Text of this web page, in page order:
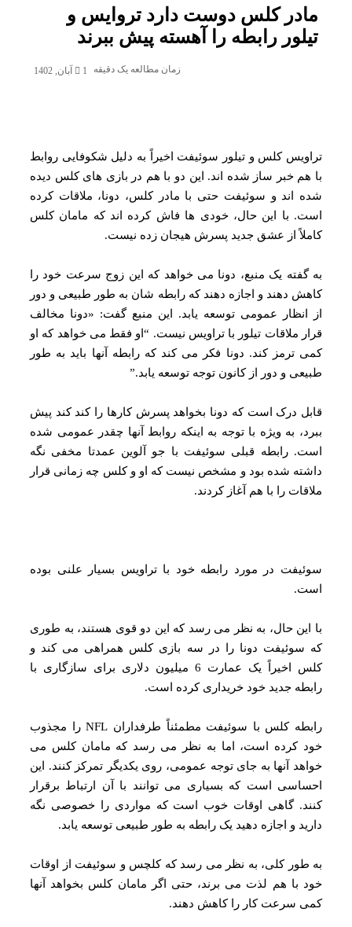
مادر کلس دوست دارد تروایس و
تیلور رابطه را آهسته پیش ببرند
1 آبان, 1402 زمان مطالعه یک دقیقه
تراویس کلس و تیلور سوئیفت اخیراً به دلیل شکوفایی روابط
با هم خبر ساز شده اند. این دو با هم در بازی های کلس دیده
شده اند و سوئیفت حتی با مادر کلس، دونا، ملاقات کرده
است. با این حال، خودی ها فاش کرده اند که مامان کلس
کاملاً از عشق جدید پسرش هیجان زده نیست.
به گفته یک منبع، دونا می‌ خواهد که این زوج سرعت خود را
کاهش دهند و اجازه دهند که رابطه‌ شان به طور طبیعی و دور
از انظار عمومی توسعه یابد. این منبع گفت: «دونا مخالف
قرار ملاقات تیلور با تراویس نیست. “او فقط می خواهد که او
کمی ترمز کند. دونا فکر می کند که رابطه آنها باید به طور
طبیعی و دور از کانون توجه توسعه یابد.”
قابل درک است که دونا بخواهد پسرش کارها را کند کند پیش
ببرد، به ویژه با توجه به اینکه روابط آنها چقدر عمومی شده
است. رابطه قبلی سوئیفت با جو آلوین عمدتا مخفی نگه
داشته شده بود و مشخص نیست که او و کلس چه زمانی قرار
ملاقات را با هم آغاز کردند.
سوئیفت در مورد رابطه خود با تراویس بسیار علنی بوده
است.
با این حال، به نظر می رسد که این دو قوی هستند، به طوری
که سوئیفت دونا را در سه بازی کلس همراهی می کند و
کلس اخیراً یک عمارت 6 میلیون دلاری برای سازگاری با
رابطه جدید خود خریداری کرده است.
رابطه کلس با سوئیفت مطمئناً طرفداران NFL را مجذوب
خود کرده است، اما به نظر می رسد که مامان کلس می
خواهد آنها به جای توجه عمومی، روی یکدیگر تمرکز کنند. این
احساسی است که بسیاری می توانند با آن ارتباط برقرار
کنند. گاهی اوقات خوب است که مواردی را خصوصی نگه
دارید و اجازه دهید یک رابطه به طور طبیعی توسعه یابد.
به طور کلی، به نظر می رسد که کلچس و سوئیفت از اوقات
خود با هم لذت می برند، حتی اگر مامان کلس بخواهد آنها
کمی سرعت کار را کاهش دهند.